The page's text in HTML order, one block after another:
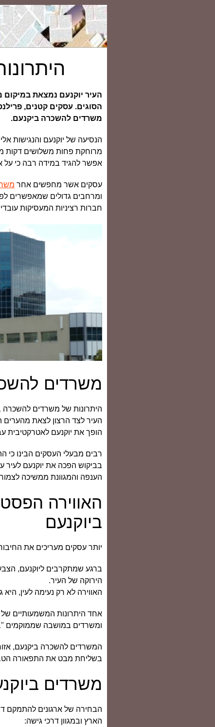
העיר יוקנעם נמצאת
הסוגים. עסקים קטנים,
משרדים להשכרה ביקנעם.
מרוחקת פחות משלושים דקות
אפשר להגיד במידה רבה כי על
עסקים אשר מחפשים אחר
ומרחבים גדולים שמאפשרים
חברות רציניות המעסיקות
משרדים
היתרונות של משרדים להשכרה
העיר לצד הרצון לצאת מהערים
הופך את יוקנעם לאטרקטיבית
רבים מבעלי העסקים הבינו כי
בביקוש הפכה את יוקנעם לעיר
הענפה והמגוונת ממשיכה
האווירה
ביוקנעם
יותר עסקים מעריכים את
ברגע שמתקרבים ליוקנעם, הצבע
הירוקה של העיר.
האווירה לא רק נעימה לעין,
אחד היתרונות המשמעותיים
ומשרדים במושבה שממוקמים
המשרדים להשכרה ביקנעם,
בשליחת מבט את התפאורה
משרדים
הבחירה של ארגונים להתמקם
הארץ ובמגוון דרכי גישה: